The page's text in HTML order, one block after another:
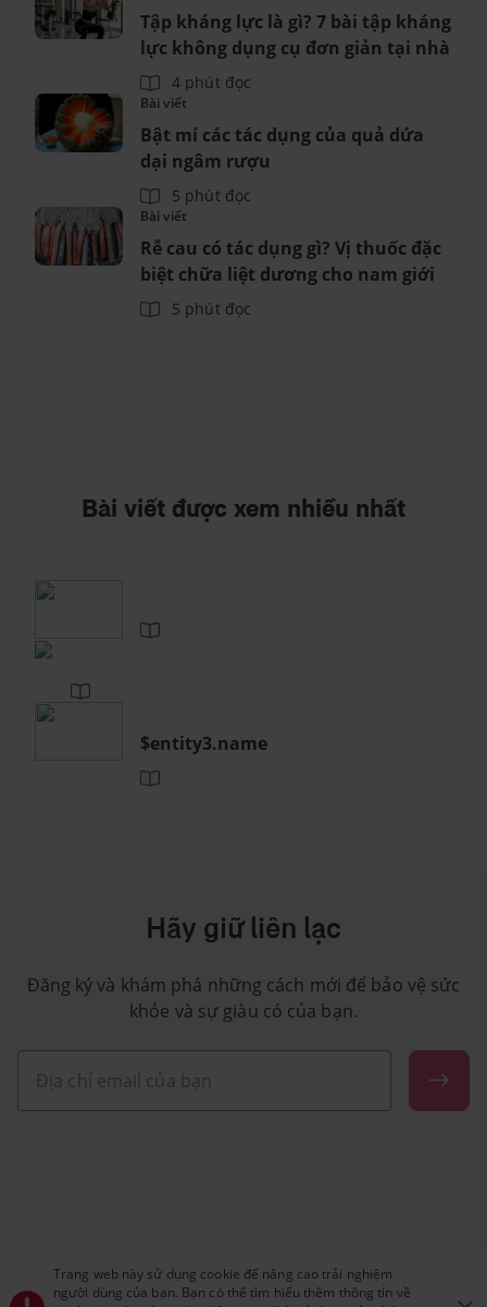
Tập kháng lực là gì? 7 bài tập kháng
lực không dụng cụ đơn giản tại nhà
4 phút đọc
Bài viết
Bật mí các tác dụng của quả dứa
dại ngâm rượu
5 phút đọc
Bài viết
Rễ cau có tác dụng gì? Vị thuốc đặc
biệt chữa liệt dương cho nam giới
5 phút đọc
Bài viết được xem nhiều nhất
$entity3.name
Hãy giữ liên lạc
Đăng ký và khám phá những cách mới để bảo vệ sức
khỏe và sự giàu có của bạn.
Trang web này sử dụng cookie để nâng cao trải nghiệm
người dùng của bạn. Bạn có thể tìm hiểu thêm thông tin về